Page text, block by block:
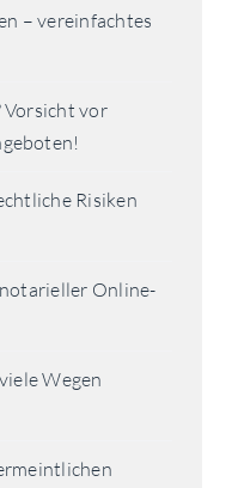
– vereinfachtes
Vorsicht vor
Risiken
Online-
Wegen